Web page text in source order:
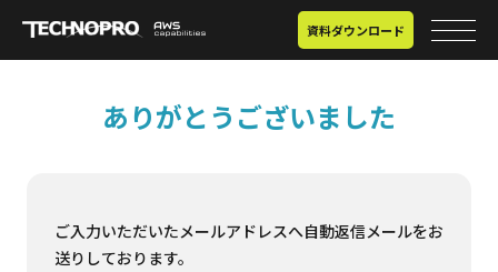
資料ダウンロード
ありがとうございました
ご入力いただいたメールアドレスへ自動返信メールをお
送りしております。